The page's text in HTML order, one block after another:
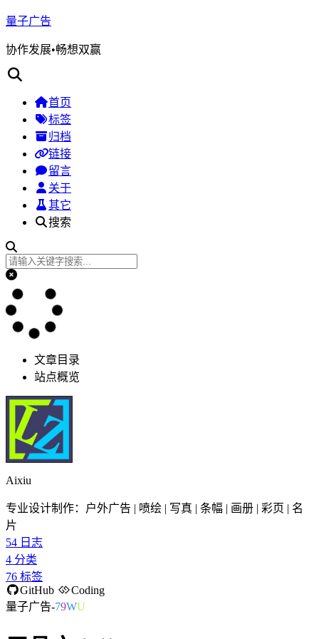
量子广告
协作发展•畅想双赢
首页
标签
归档
链接
留言
关于
其它
搜索
文章目录
站点概览
Aixiu
专业设计制作：户外广告 | 喷绘 | 写真 | 条幅 | 画册 | 彩页 | 名
片
54 日志
4 分类
76 标签
GitHub
Coding
量子广告-/Pb]